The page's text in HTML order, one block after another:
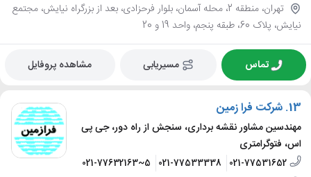
تهران، منطقه 2، محله آسمان، بلوار فرحزادی، بعد از بزرگراه نیایش، مجتمع
نیایش، پلاک 60، طبقه پنجم، واحد 19 و 20
تماس مسیریابی مشاهده پروفایل
13. شرکت فرا زمین
مهندسین مشاور نقشه برداری، سنجش از راه دور، جی پی
اس، فتوگرامتری
021-77531652
021-77533338
021-77632163~5